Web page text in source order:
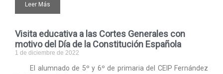
Leer Más
Visita educativa a las Cortes Generales con
motivo del Día de la Constitución Española
1 de diciembre de 2022
El alumnado de 5º y 6º de primaria del CEIP Fernández